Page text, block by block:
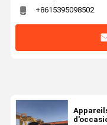
+8615395098502